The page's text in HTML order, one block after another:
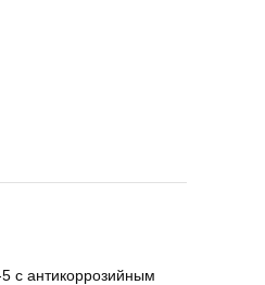
с антикоррозийным